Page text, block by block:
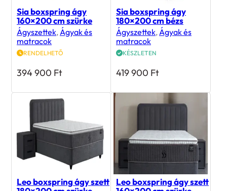
Sia boxspring ágy
160×200 cm szürke
Ágyszettek, Ágyak és
matracok
RENDELHETŐ
394 900 Ft
Sia boxspring ágy
180×200 cm bézs
Ágyszettek, Ágyak és
matracok
KÉSZLETEN
419 900 Ft
Leo boxspring ágy szett
Leo boxspring ágy szett